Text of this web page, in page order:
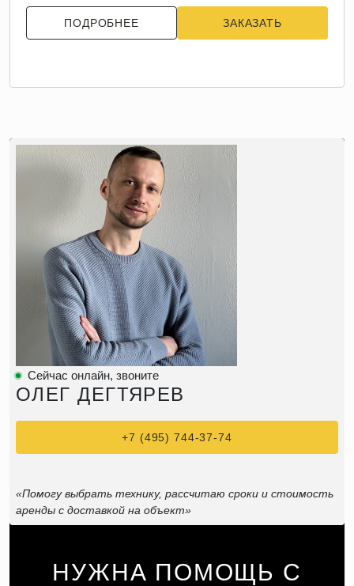
ПОДРОБНЕЕ ЗАКАЗАТЬ
НУЖНА ПОМОЩЬ С
Сейчас онлайн, звоните
ОЛЕГ ДЕГТЯРЕВ
+7 (495) 744-37-74
«Помогу выбрать технику, рассчитаю сроки и стоимость
аренды с доставкой на объект»